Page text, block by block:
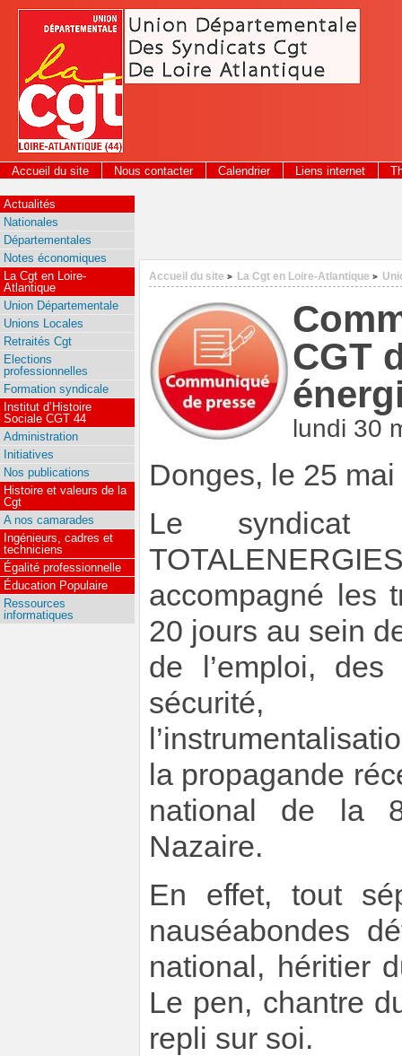
Panneau de gestion des cookies
Accueil du site Nous contacter Calendrier Liens internet
2026
Accueil du site > La Cgt en Loire-Atlantique >
CGT
lundi 30
Donges, le 25
Le syndicat
accompagné les
20 jours au sein
de l’emploi,
sécurité,
la propagande
national de la
Nazaire.
En effet, tout
nauséabondes
national, héritier
Le pen, chantre
repli sur soi.
Actualités
Nationales
Départementales
Notes économiques
La Cgt en Loire-
Atlantique
Union Départementale
Unions Locales
Retraités Cgt
Elections
professionnelles
Formation syndicale
Institut d’Histoire
Sociale CGT 44
Administration
Initiatives
Nos publications
Histoire et valeurs de la
Cgt
A nos camarades
Ingénieurs, cadres et
techniciens
Égalité professionnelle
Éducation Populaire
Ressources
informatiques